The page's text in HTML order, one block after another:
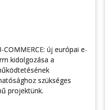
új európai e-
kidolgozása a
szükséges
projektünk.